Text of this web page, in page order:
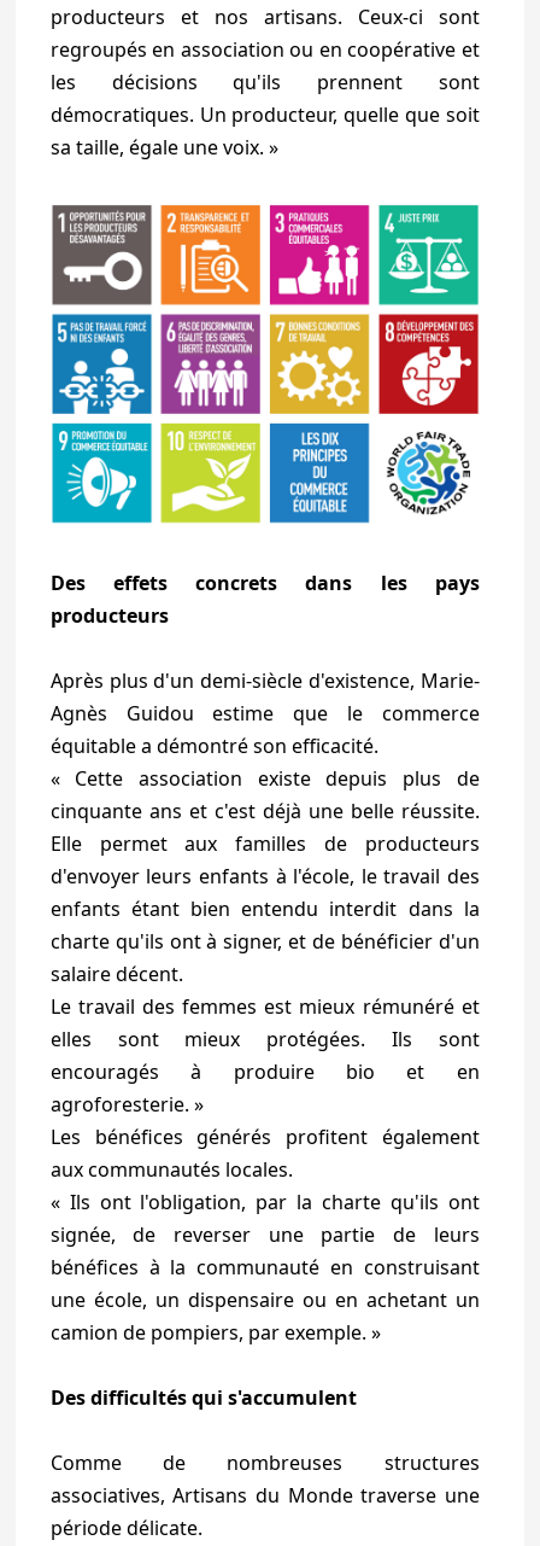
producteurs et nos artisans. Ceux-ci sont
regroupés en association ou en coopérative et
les décisions qu'ils prennent sont
démocratiques. Un producteur, quelle que soit
sa taille, égale une voix. »
Des effets concrets dans les pays
producteurs
Après plus d'un demi-siècle d'existence, Marie-
Agnès Guidou estime que le commerce
équitable a démontré son efficacité.
« Cette association existe depuis plus de
cinquante ans et c'est déjà une belle réussite.
Elle permet aux familles de producteurs
d'envoyer leurs enfants à l'école, le travail des
enfants étant bien entendu interdit dans la
charte qu'ils ont à signer, et de bénéficier d'un
salaire décent.
Le travail des femmes est mieux rémunéré et
elles sont mieux protégées. Ils sont
encouragés à produire bio et en
agroforesterie. »
Les bénéfices générés profitent également
aux communautés locales.
« Ils ont l'obligation, par la charte qu'ils ont
signée, de reverser une partie de leurs
bénéfices à la communauté en construisant
une école, un dispensaire ou en achetant un
camion de pompiers, par exemple. »
Des difficultés qui s'accumulent
Comme de nombreuses structures
associatives, Artisans du Monde traverse une
période délicate.